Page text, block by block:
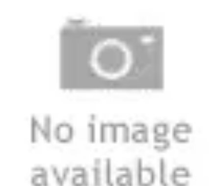
Entretien et UtilisationConseils d'achat
Entretien et Maintenance